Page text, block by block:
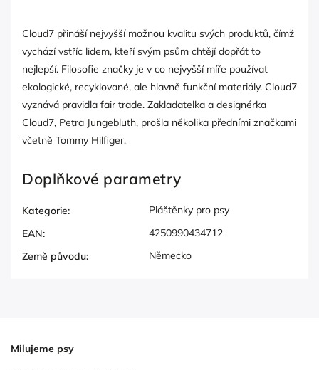
Cloud7 přináší nejvyšší možnou kvalitu svých produktů, čímž
vychází vstříc lidem, kteří svým psům chtějí dopřát to
nejlepší. Filosofie značky je v co nejvyšší míře používat
ekologické, recyklované, ale hlavně funkční materiály. Cloud7
vyznává pravidla fair trade. Zakladatelka a designérka
Cloud7, Petra Jungebluth, prošla několika předními značkami
včetně Tommy Hilfiger.
Doplňkové parametry
Kategorie:
Pláštěnky pro psy
EAN:
4250990434712
Země původu: Německo
Milujeme psy